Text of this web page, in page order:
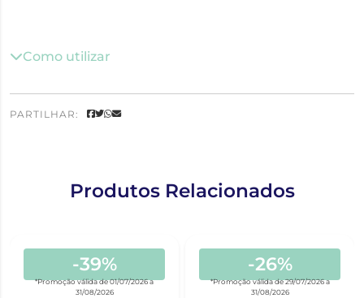
Como utilizar
PARTILHAR:
Produtos Relacionados
-39%
*Promoção válida de 01/07/2026 a
31/08/2026
-26%
*Promoção válida de 29/07/2026 a
31/08/2026